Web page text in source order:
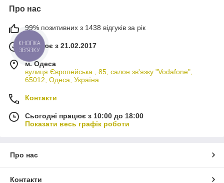
Про нас
99% позитивних з 1438 відгуків за рік
Працює з 21.02.2017
м. Одеса
вулиця Європейська , 85, салон зв'язку "Vodafone",
65012, Одеса, Україна
Контакти
Сьогодні працює з 10:00 до 18:00
Показати весь графік роботи
Про нас
Контакти
КНОПКА
ЗВ'ЯЗКУ